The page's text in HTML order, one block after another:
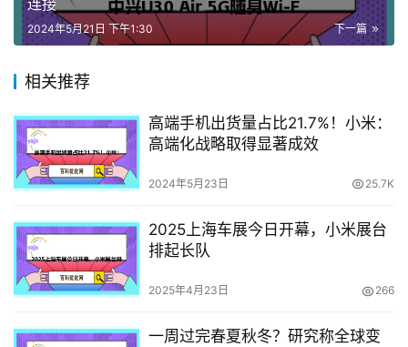
连接
下一篇
2024年5月21日 下午1:30
相关推荐
高端手机出货量占比21.7%！小米：
高端化战略取得显著成效
2024年5月23日 25.7K
2025上海车展今日开幕，小米展台
排起长队
2025年4月23日 266
一周过完春夏秋冬？研究称全球变